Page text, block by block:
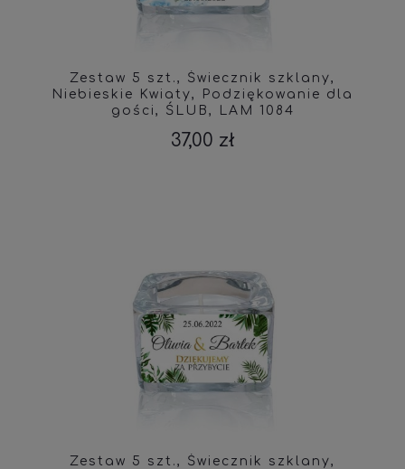
Zestaw 5 szt., Świecznik szklany,
Niebieskie Kwiaty, Podziękowanie dla
gości, ŚLUB, LAM 1084
37,00 zł
Zestaw 5 szt., Świecznik szklany,